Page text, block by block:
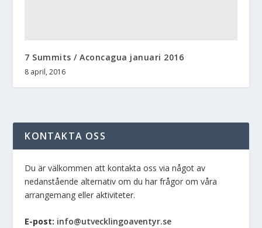
7 Summits / Aconcagua januari 2016
8 april, 2016
KONTAKTA OSS
Du är välkommen att kontakta oss via något av
nedanstående alternativ om du har frågor om våra
arrangemang eller aktiviteter.
E-post: info@utvecklingoaventyr.se